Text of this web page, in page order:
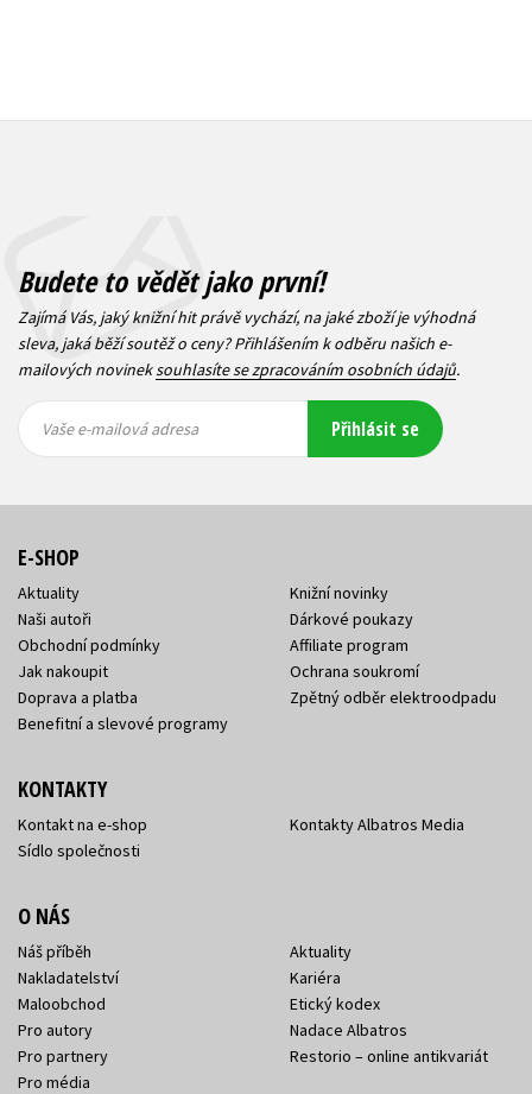
Budete to vědět jako první!
Zajímá Vás, jaký knižní hit právě vychází, na jaké zboží je výhodná
sleva, jaká běží soutěž o ceny? Přihlášením k odběru našich e-
mailových novineksouhlasíte se zpracováním osobních údajů.
mailová
mailová
Vaše e-mailová adresa Přihlásit se
E-SHOP
Aktuality
Naši autoři
Obchodní podmínky
Jak nakoupit
Doprava a platba
Benefitní a slevové programy
Knižní novinky
Dárkové poukazy
Affiliate program
Ochrana soukromí
Zpětný odběr elektroodpadu
KONTAKTY
Kontakt na e-shop
Sídlo společnosti
Kontakty Albatros Media
O NÁS
Náš příběh
Nakladatelství
Maloobchod
Pro autory
Pro partnery
Pro média
Aktuality
Kariéra
Etický kodex
Nadace Albatros
Restorio – online antikvariát